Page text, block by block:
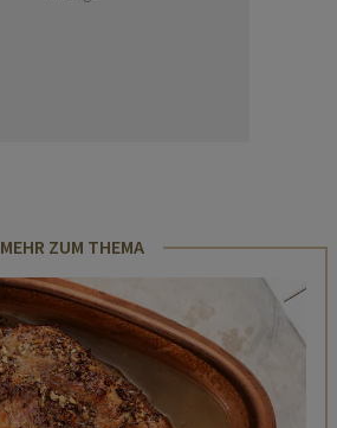
MEHR ZUM THEMA